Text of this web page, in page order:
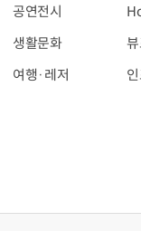
공연전시
생활문화
여행·레저